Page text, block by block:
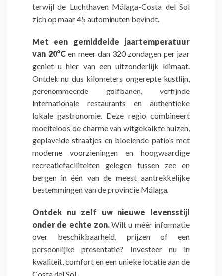
terwijl de Luchthaven Málaga-Costa del Sol
zich op maar 45 autominuten bevindt.
Met een gemiddelde jaartemperatuur
van 20°Cen meer dan 320 zondagen per jaar
geniet u hier van een uitzonderlijk klimaat.
Ontdek nu dus kilometers ongerepte kustlijn,
gerenommeerde golfbanen, verfijnde
internationale restaurants en authentieke
lokale gastronomie. Deze regio combineert
moeiteloos de charme van witgekalkte huizen,
geplaveide straatjes en bloeiende patio’s met
moderne voorzieningen en hoogwaardige
recreatiefaciliteiten gelegen tussen zee en
bergen in één van de meest aantrekkelijke
bestemmingen van de provincie Málaga.
Ontdek nu zelf uw nieuwe levensstijl
onder de echte zon.Wilt u méér informatie
over beschikbaarheid, prijzen of een
persoonlijke presentatie? Investeer nu in
kwaliteit, comfort en een unieke locatie aan de
Costa del Sol.